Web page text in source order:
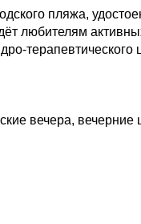
пляжа,
любителям
терапевтического
вечера,